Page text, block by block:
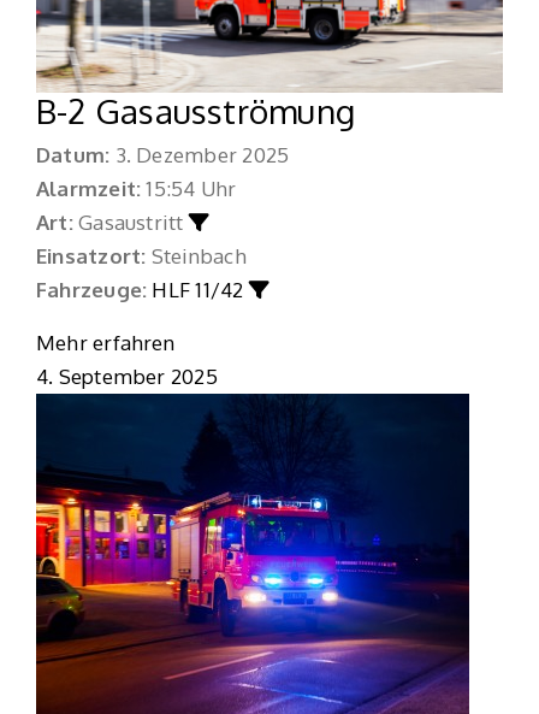
B-2 Gasausströmung
Datum: 3. Dezember 2025
Alarmzeit:15:54 Uhr
Art:Gasaustritt
Einsatzort: Steinbach
Fahrzeuge: HLF 11/42
Mehr erfahren
4. September 2025